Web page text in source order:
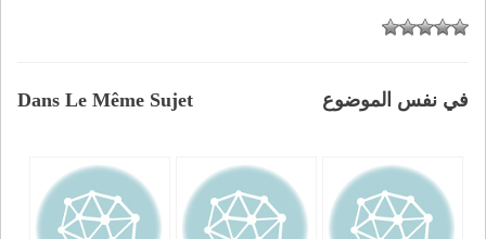
Dans Le Même Sujet في نفس الموضوع